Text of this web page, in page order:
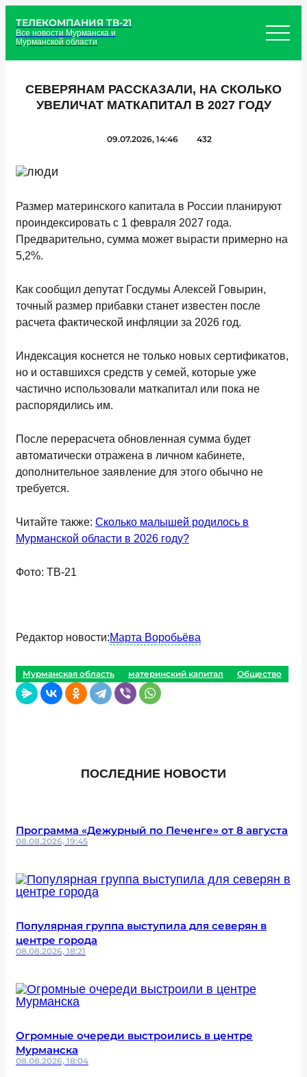
ТЕЛЕКОМПАНИЯ ТВ-21
Все новости Мурманска и
Мурманской области
СЕВЕРЯНАМ РАССКАЗАЛИ, НА СКОЛЬКО
УВЕЛИЧАТ МАТКАПИТАЛ В 2027 ГОДУ
09.07.2026, 14:46 432
Размер материнского капитала в России планируют
проиндексировать с 1 февраля 2027 года.
Предварительно, сумма может вырасти примерно на
5,2%.
Как сообщил депутат Госдумы Алексей Говырин,
точный размер прибавки станет известен после
расчета фактической инфляции за 2026 год.
Индексация коснется не только новых сертификатов,
но и оставшихся средств у семей, которые уже
частично использовали маткапитал или пока не
распорядились им.
После перерасчета обновленная сумма будет
автоматически отражена в личном кабинете,
дополнительное заявление для этого обычно не
требуется.
Читайте также: Сколько малышей родилось в
Мурманской области в 2026 году?
Фото: ТВ-21
Редактор новости:Марта Воробьёва
Мурманская область материнский капитал Общество
ПОСЛЕДНИЕ НОВОСТИ
Программа «Дежурный по Печенге» от 8 августа
08.08.2026, 19:45
Популярная группа выступила для северян в
центре города
08.08.2026, 18:21
Огромные очереди выстроились в центре
Мурманска
08.08.2026, 18:04